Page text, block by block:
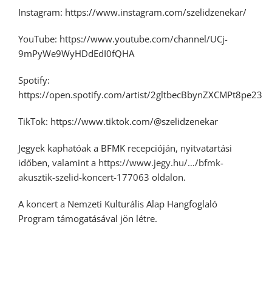
Instagram: https://www.instagram.com/szelidzenekar/
YouTube: https://www.youtube.com/channel/UCj-
9mPyWe9WyHDdEdI0fQHA
Spotify:
https://open.spotify.com/artist/2gltbecBbynZXCMPt8pe23
TikTok: https://www.tiktok.com/@szelidzenekar
Jegyek kaphatóak a BFMK recepcióján, nyitvatartási
időben, valamint a https://www.jegy.hu/…/bfmk-
akusztik-szelid-koncert-177063 oldalon.
A koncert a Nemzeti Kulturális Alap Hangfoglaló
Program támogatásával jön létre.